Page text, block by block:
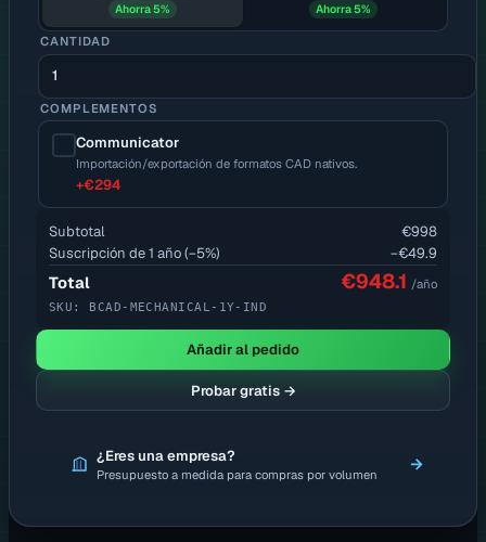
Ahorra 5% Ahorra 5%
CANTIDAD
COMPLEMENTOS
Communicator
Importación/exportación de formatos CAD nativos.
+€294
Subtotal
€998
Suscripción de 1 año(−5%) −€49.9
Total €948.1 /año
SKU: BCAD-MECHANICAL-1Y-IND
Añadir al pedido
Probar gratis →
¿Eres una empresa?
Presupuesto a medida para compras por volumen
→